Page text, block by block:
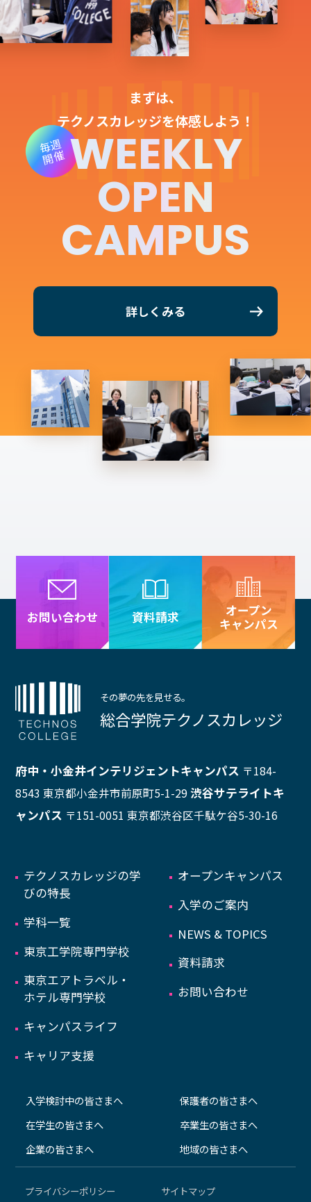
デザイン科
CGクリエーター科
公務員科
大学併修学科/教育専攻科/
研究科
東京エアトラベル・ホテル専門学校
英語キャリア科
ホテル科
ブライダル科
エアラインサービス科
観光・ツーリズム科
鉄道交通科
大学併修学科/研究科
キャリア支援
卒業生の紹介 キャリアセンター
キャンパスライフ
校外施設
学生寮・マンション
5つの入学方法
募集要項
学費・教材費
外国人留学生入学のご案内
プライバシーポリシー サイトマップ
Copyright © Technos College. All Rights Reserved.
まずは、
テクノスカレッジを体感しよう！
毎週
開催WEEKLY
OPEN
CAMPUS
詳しくみる
お問い合わせ 資料請求
オープン
キャンパス
その夢の先を見せる。
総合学院テクノスカレッジ
府中・小金井インテリジェントキャンパス 〒184-
8543 東京都小金井市前原町5-1-29 渋谷サテライトキ
ャンパス 〒151-0051 東京都渋谷区千駄ケ谷5-30-16
テクノスカレッジの学
びの特長
学科一覧
東京工学院専門学校
東京エアトラベル・
ホテル専門学校
キャンパスライフ
キャリア支援
オープンキャンパス
入学のご案内
NEWS & TOPICS
資料請求
お問い合わせ
入学検討中の皆さまへ
在学生の皆さまへ
企業の皆さまへ
保護者の皆さまへ
卒業生の皆さまへ
地域の皆さまへ
プライバシーポリシー サイトマップ